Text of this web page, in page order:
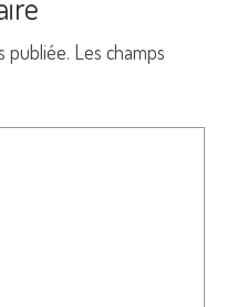
publiée. Les champs